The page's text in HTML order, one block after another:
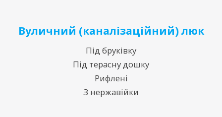
Вуличний (каналізаційний) люк
Під бруківку
Під терасну дошку
Рифлені
З нержавійки